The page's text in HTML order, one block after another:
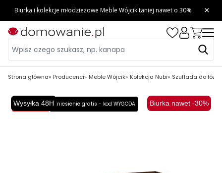
Strona główna Producenci Meble Wójcik Kolekcja Nubi Szuflada do
Wysyłka 48H Biurka nawet -30%
Wysyłka 48H Wniesienie gratis - kod WYGODA